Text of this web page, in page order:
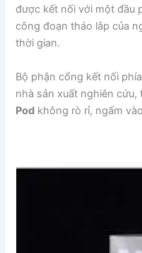
được kết nối với một đầu
công đoạn tháo lắp của
thời gian.
Bộ phận cổng kết nối
nhà sản xuất nghiên
Pod không rò rỉ, ngấm